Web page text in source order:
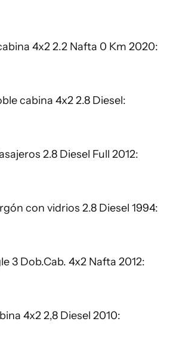
4x2 2.2 Nafta 0 Km 2020:
cabina 4x2 2.8 Diesel:
2.8 Diesel Full 2012:
con vidrios 2.8 Diesel 1994:
3 Dob.Cab. 4x2 Nafta 2012:
4x2 2,8 Diesel 2010: